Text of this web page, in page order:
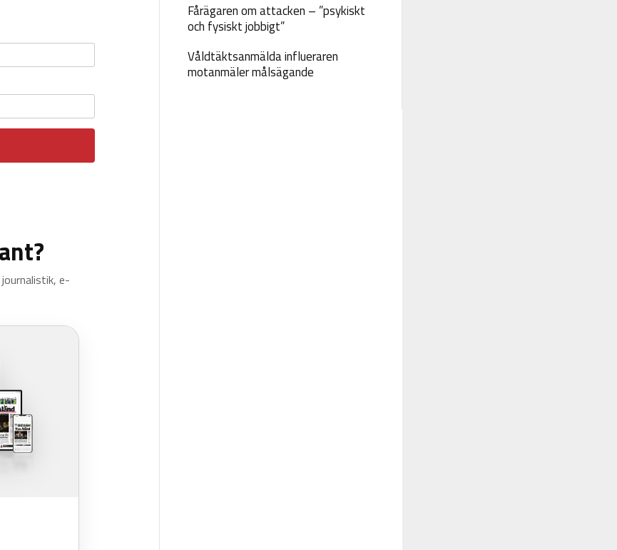
Fårägaren om attacken – ”psykiskt
och fysiskt jobbigt”
Våldtäktsanmälda influeraren
motanmäler målsägande